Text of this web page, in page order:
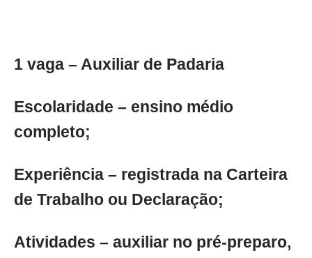
1 vaga – Auxiliar de Padaria
Escolaridade – ensino médio
completo;
Experiência – registrada na Carteira
de Trabalho ou Declaração;
Atividades – auxiliar no pré-preparo,